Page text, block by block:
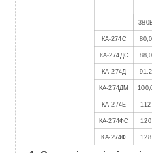
КА-274С 80,0
КА-274ДС 88,0
КА-274Д 91.2
КА-274ДМ
КА-274Е 112
КА-274ФС 120
КА-274Ф 128